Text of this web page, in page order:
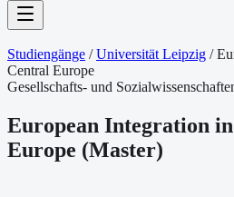
Studiengänge / Universität Leipzig /
Central Europe
Gesellschafts- und
European Integration
Europe (Master)